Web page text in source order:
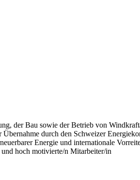
der Bau sowie der Betrieb von
durch den Schweizer
Energie und internationale
hoch motivierte/n Mitarbeiter/in